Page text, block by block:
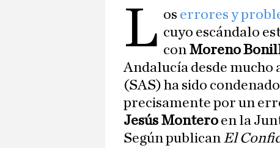
L os errores y
cuyo escándalo
con Moreno
Andalucía desde mucho
(SAS) ha sido
precisamente por un
Jesús Montero en la
Según publican El